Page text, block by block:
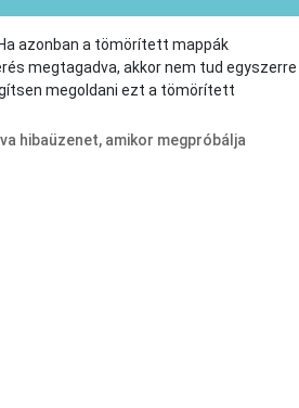
azonban a tömörített mappák
megtagadva, akkor nem tud egyszerre
megoldani ezt a tömörített
hibaüzenet, amikor megpróbálja